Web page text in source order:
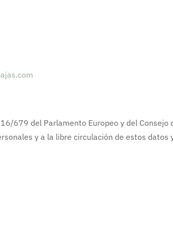
679 del Parlamento Europeo y del
y a la libre circulación de estos datos